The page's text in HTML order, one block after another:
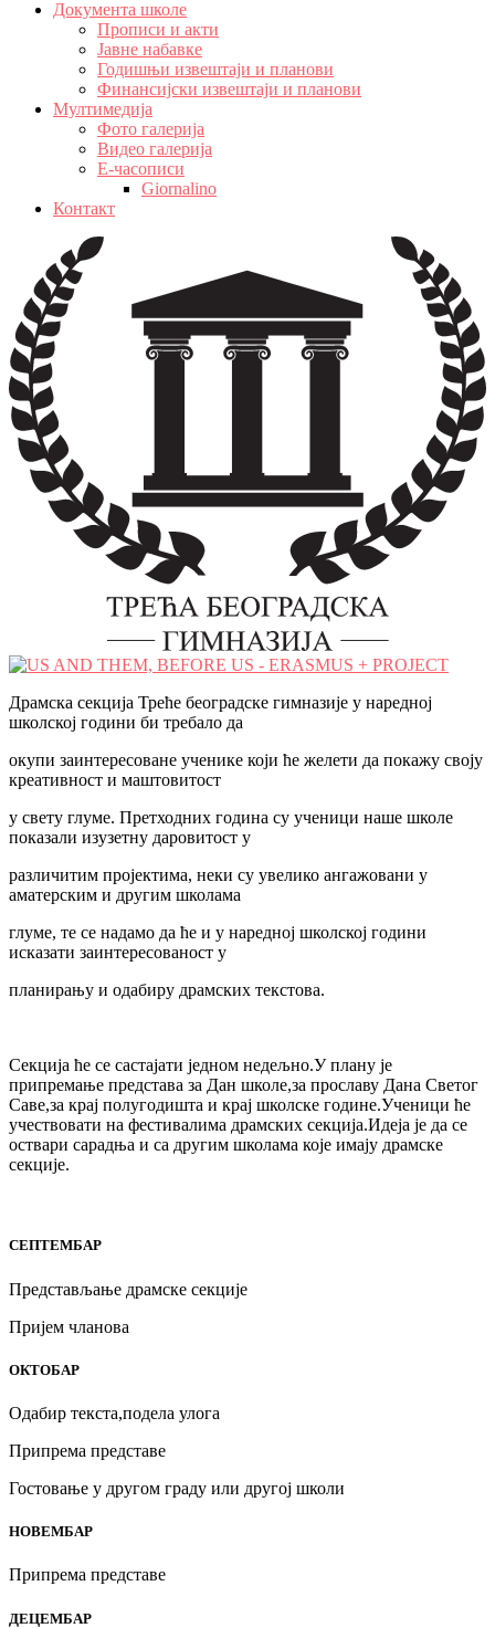
Документа школе
Прописи и акти
Јавне набавке
Годишњи извештаји и планови
Финансијски извештаји и планови
Мултимедија
Фото галерија
Видео галерија
Е-часописи
Giornalino
Контакт
Драмска секција Треће београдске гимназије у наредној
школској години би требало да
окупи заинтересоване ученике који ће желети да покажу своју
креативност и маштовитост
у свету глуме. Претходних година су ученици наше школе
показали изузетну даровитост у
различитим пројектима, неки су увелико ангажовани у
аматерским и другим школама
глуме, те се надамо да ће и у наредној школској години
исказати заинтересованост у
планирању и одабиру драмских текстова.
Секција ће се састајати једном недељно.У плану је
припремање представа за Дан школе,за прославу Дана Светог
Саве,за крај полугодишта и крај школске године.Ученици ће
учествовати на фестивалима драмских секција.Идеја је да се
оствари сарадња и са другим школама које имају драмске
секције.
СЕПТЕМБАР
Представљање драмске секције
Пријем чланова
ОКТОБАР
Одабир текста,подела улога
Припрема представе
Гостовање у другом граду или другој школи
НОВЕМБАР
Припрема представе
ДЕЦЕМБАР